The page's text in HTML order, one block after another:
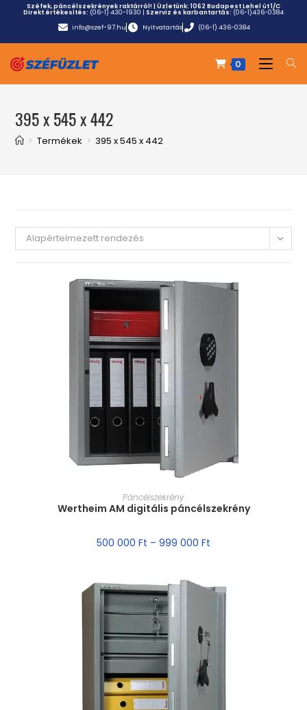
Széfek, páncélszekrények raktárról! | Üzletünk:1062 Budapest Lehel út 1/C
Direkt értékesítés: (06-1) 430-1930 | Szerviz és karbantartás: (06-1)436-0384
info@szef-97.hu
Nyitvatartás (06-1) 436-0384
0
395 x 545 x 442
> Termékek > 395 x 545 x 442
Alapértelmezett rendezés
MÉRET VÁLASZTÁSA
Páncélszekrény
Wertheim AM digitális páncélszekrény
500 000 Ft – 999 000 Ft